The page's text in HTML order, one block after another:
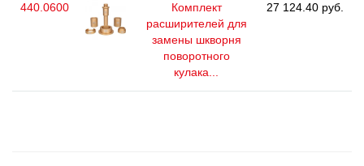
440.0600
Комплект
расширителей для
замены шкворня
поворотного
кулака...
27 124.40 руб.